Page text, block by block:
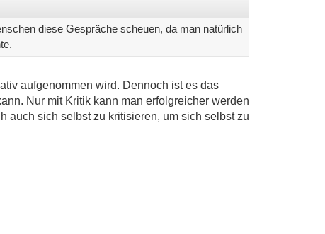
diese Gespräche scheuen, da man natürlich
aufgenommen wird. Dennoch ist es das
Nur mit Kritik kann man erfolgreicher werden
auch sich selbst zu kritisieren, um sich selbst zu